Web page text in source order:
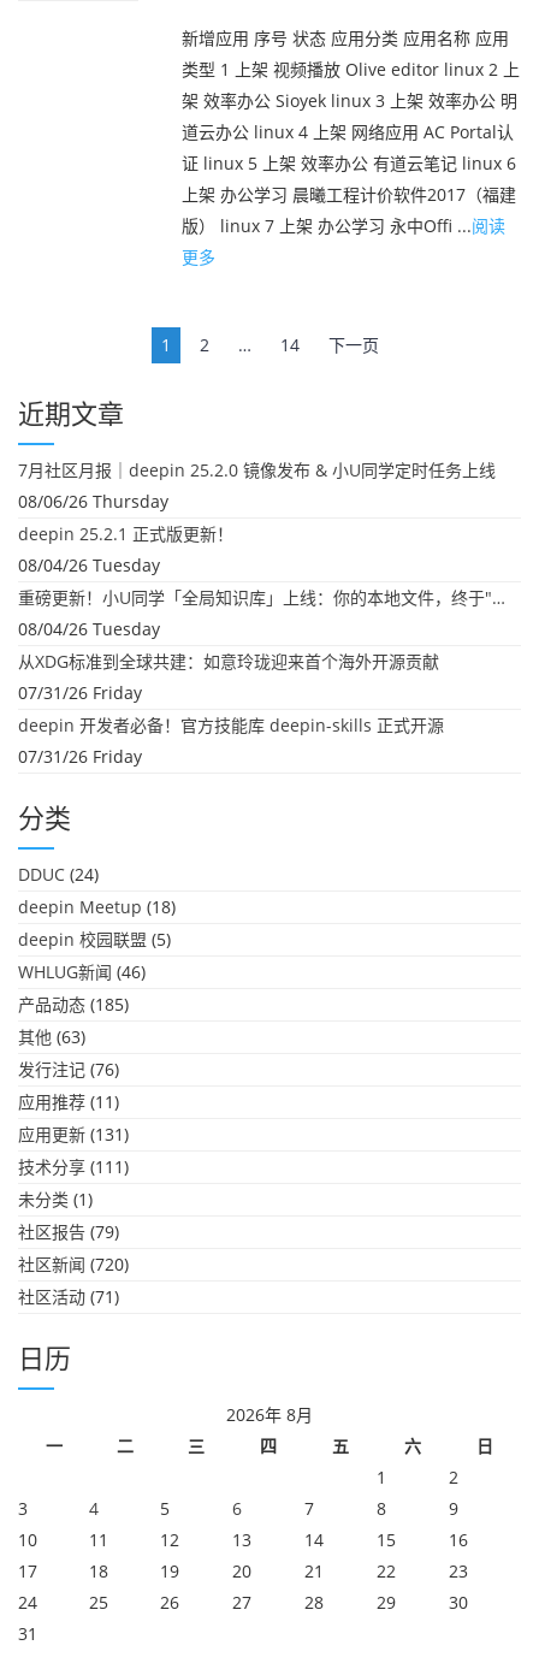
新增应用 序号 状态 应用分类 应用名称 应用
类型 1 上架 视频播放 Olive editor linux 2 上
架 效率办公 Sioyek linux 3 上架 效率办公 明
道云办公 linux 4 上架 网络应用 AC Portal认
证 linux 5 上架 效率办公 有道云笔记 linux 6
上架 办公学习 晨曦工程计价软件2017（福建
版） linux 7 上架 办公学习 永中Offi ...阅读
更多
航
1 2 … 14 下一页
近期文章
7月社区月报｜deepin 25.2.0 镜像发布 & 小U同学定时任务上线
08/06/26 Thursday
deepin 25.2.1 正式版更新！
08/04/26 Tuesday
重磅更新！小U同学「全局知识库」上线：你的本地文件，终于"活"起来了
08/04/26 Tuesday
从XDG标准到全球共建：如意玲珑迎来首个海外开源贡献
07/31/26 Friday
deepin 开发者必备！官方技能库 deepin-skills 正式开源
07/31/26 Friday
分类
DDUC (24)
deepin Meetup (18)
deepin 校园联盟 (5)
WHLUG新闻 (46)
产品动态 (185)
其他 (63)
发行注记 (76)
应用推荐 (11)
应用更新 (131)
技术分享 (111)
未分类 (1)
社区报告 (79)
社区新闻 (720)
社区活动 (71)
日历
2026年 8月
一
二 三 四 五 六
日
1
2
3
4 5 6 7 8
9
10
11 12 13 14 15
16
17
18 19 20 21 22
23
24
25 26 27 28 29
30
31